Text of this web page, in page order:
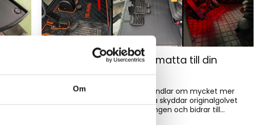
Om
Hur väljer du rätt golvmatta till din
entreprenadmaskin?
Golvmatta i maskinhytten handlar om mycket mer
än bara utseende. Rätt matta skyddar originalgolvet
mot slitage, förenklar rengöringen och bidrar till...